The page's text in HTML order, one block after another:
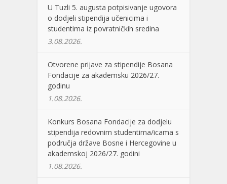
U Tuzli 5. augusta potpisivanje ugovora
o dodjeli stipendija učenicima i
studentima iz povratničkih sredina
3.08.2026.
Otvorene prijave za stipendije Bosana
Fondacije za akademsku 2026/27.
godinu
1.08.2026.
Konkurs Bosana Fondacije za dodjelu
stipendija redovnim studentima/icama s
područja države Bosne i Hercegovine u
akademskoj 2026/27. godini
1.08.2026.